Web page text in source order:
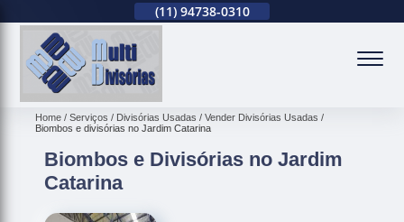
(11) 94738-0310
Home Serviços Divisórias Usadas
Vender Divisórias Usadas
Biombos e divisórias no Jardim Catarina
Biombos e Divisórias no Jardim
Catarina